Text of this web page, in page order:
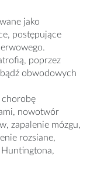
jako
postępujące
poprzez
obwodowych
chorobę
nowotwór
zapalenie mózgu,
rozsiane,